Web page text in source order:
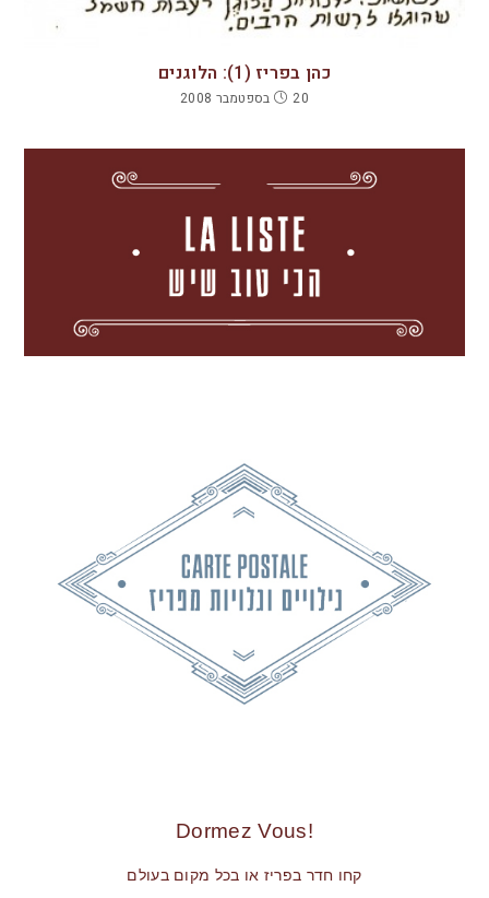
כהן בפריז (1): הלוגנים
20 בספטמבר 2008
!Dormez Vous
קחו חדר בפריז או בכל מקום בעולם